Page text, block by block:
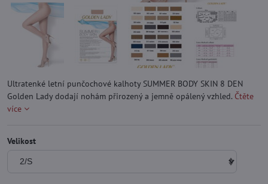
Ultratenké letní punčochové kalhoty SUMMER BODY SKIN 8 DEN
Golden Lady dodají nohám přirozený a jemně opálený vzhled. Čtěte
více
Velikost